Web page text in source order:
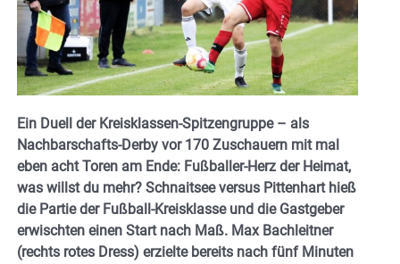
Ein Duell der Kreisklassen-Spitzengruppe – als
Nachbarschafts-Derby vor 170 Zuschauern mit mal
eben acht Toren am Ende: Fußballer-Herz der Heimat,
was willst du mehr? Schnaitsee versus Pittenhart hieß
die Partie der Fußball-Kreisklasse und die Gastgeber
erwischten einen Start nach Maß. Max Bachleitner
(rechts rotes Dress) erzielte bereits nach fünf Minuten